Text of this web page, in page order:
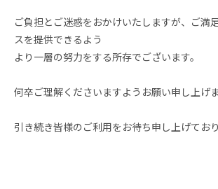
ご負担とご迷惑をおかけいたしますが、ご満
スを提供できるよう
より一層の努力をする所存でございます。
何卒ご理解くださいますようお願い申し上げま
引き続き皆様のご利用をお待ち申し上げており